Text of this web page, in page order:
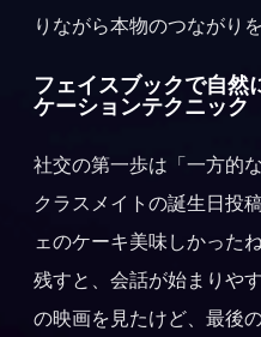
りながら本物のつながり
フェイスブックで自然
ケーションテクニック
社交の第一歩は「一方的
クラスメイトの誕生日投
ェのケーキ美味しかった
残すと、会話が始まりや
の映画を見たけど、最後